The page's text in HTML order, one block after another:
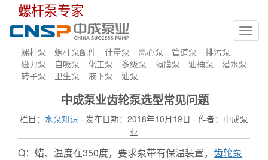
螺杆泵专家
螺杆泵 螺杆泵配件 计量泵 离心泵 管道泵
排污泵
磁力泵
自吸泵 化工泵 多级泵 隔膜泵 油桶泵
潜水泵
转子泵
卫生泵 液下泵 油泵
中成泵业齿轮泵选型常见问题
栏目： 水泵知识 · 发布日期：2018年10月19日 · 作者：中成泵
业
Q：蜡、温度在350度，要求泵带有保温装置， 齿轮泵